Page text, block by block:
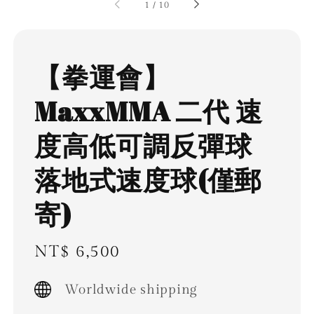
1 / 10
【拳運會】
MaxxMMA 二代 速
度高低可調反彈球
落地式速度球(僅郵
寄)
Regular
NT$ 6,500
Worldwide shipping